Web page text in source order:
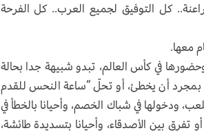
كل التوفيق لجميع العرب.. كل الفرحة
معها.
وحضورها في كأس العالم، تبدو شبيهة جدا بحالة
بمجرد أن يخطئ، أو تحلّ “ساعة النحس للقدم
ودخولها في شباك الخصم، وأحيانا بالخطأ في
تفرق بين الأصدقاء، وأحيانا بتسديدة طائشة،